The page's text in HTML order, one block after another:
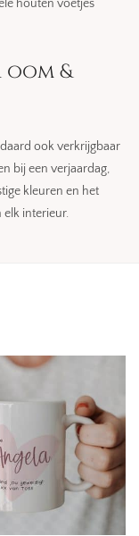
houten voetjes
&
ook verkrijgbaar
bij een verjaardag,
kleuren en het
interieur.